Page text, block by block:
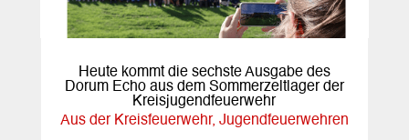
Heute kommt die sechste Ausgabe des
Dorum Echo aus dem Sommerzeltlager der
Kreisjugendfeuerwehr
Aus der Kreisfeuerwehr, Jugendfeuerwehren